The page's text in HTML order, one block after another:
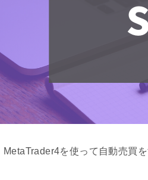
MetaTrader4を使って自動売買